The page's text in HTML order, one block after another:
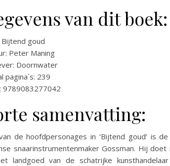
van dit boek:
goud
Peter Maning
Doornwater
pagina´s: 239
9789083277042
samenvatting:
de hoofdpersonages in ‘Bijtend goud’ is
snaarinstrumentenmaker Gossman. Hij
landgoed van de schatrijke